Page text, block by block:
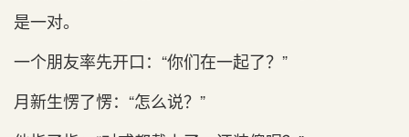
是一对。
一个朋友率先开口：“你们在一起了？”
月新生愣了愣：“怎么说？”